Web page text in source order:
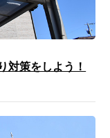
対策をしよう！